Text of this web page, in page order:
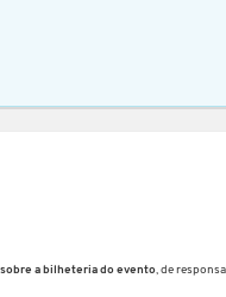
a bilheteria do evento, de